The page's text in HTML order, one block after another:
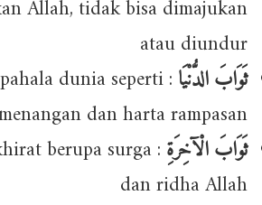
Allah, tidak bisa dimajukan
atau diundur
ثَوَابَ الدُّنْيَا : pahala dunia seperti
dan harta rampasan
ثَوَابَ الْآخِرَةِ berupa surga
dan ridha Allah